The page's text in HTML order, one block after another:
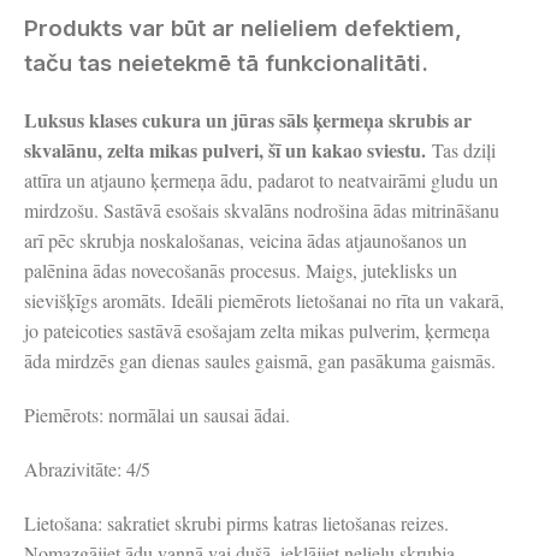
Produkts var būt ar nelieliem defektiem,
taču tas neietekmē tā funkcionalitāti.
Luksus klases cukura un jūras sāls ķermeņa skrubis ar
skvalānu, zelta mikas pulveri, šī un kakao sviestu. Tas dziļi
attīra un atjauno ķermeņa ādu, padarot to neatvairāmi gludu un
mirdzošu. Sastāvā esošais skvalāns nodrošina ādas mitrināšanu
arī pēc skrubja noskalošanas, veicina ādas atjaunošanos un
palēnina ādas novecošanās procesus. Maigs, juteklisks un
sievišķīgs aromāts. Ideāli piemērots lietošanai no rīta un vakarā,
jo pateicoties sastāvā esošajam zelta mikas pulverim, ķermeņa
āda mirdzēs gan dienas saules gaismā, gan pasākuma gaismās.
Piemērots: normālai un sausai ādai.
Abrazivitāte: 4/5
Lietošana: sakratiet skrubi pirms katras lietošanas reizes.